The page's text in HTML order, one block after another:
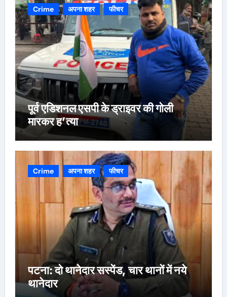
Crime अपना शहर फीचर
पूर्व एडिशनल एसपी के ड्राइवर की गोली
मारकर ह’त्या
Crime अपना शहर फीचर
पटना: दो थानेदार सस्पेंड, चार थानों में नये
थानेदार